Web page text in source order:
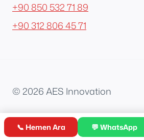
+90 850 532 71 89
+90 312 806 45 71
© 2026 AES Innovation
📞 Hemen Ara 💬 WhatsApp